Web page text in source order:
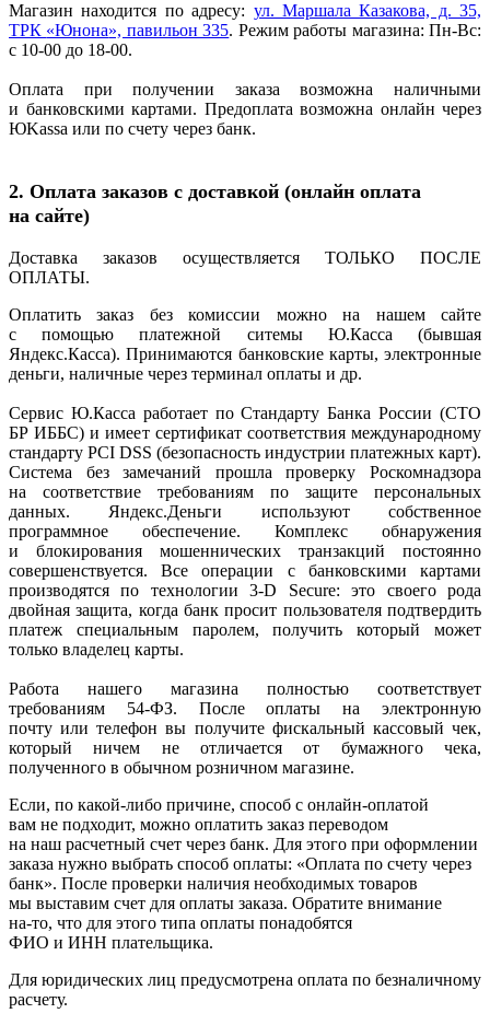
Магазин находится по адресу: ул. Маршала Казакова, д. 35,
ТРК «Юнона», павильон 335. Режим работы магазина: Пн-Вс:
с 10-00 до 18-00.
Оплата при получении заказа возможна наличными
и банковскими картами. Предоплата возможна онлайн через
ЮKassa или по счету через банк.
2. Оплата заказов с доставкой (онлайн оплата
на сайте)
Доставка заказов осуществляется ТОЛЬКО ПОСЛЕ
ОПЛАТЫ.
Оплатить заказ без комиссии можно на нашем сайте
с помощью платежной ситемы Ю.Касса
(бывшая
Яндекс.Касса). Принимаются банковские карты, электронные
деньги, наличные через терминал оплаты и др.
Сервис Ю.Касса работает по Стандарту Банка России (СТО
БР ИББС) и имеет сертификат соответствия международному
стандарту PCI DSS (безопасность индустрии платежных карт).
Система без замечаний прошла проверку Роскомнадзора
на соответствие требованиям по защите персональных
данных. Яндекс.Деньги используют собственное
программное обеспечение. Комплекс обнаружения
и блокирования мошеннических транзакций постоянно
совершенствуется. Все операции с банковскими картами
производятся по технологии 3-D Secure: это своего рода
двойная защита, когда банк просит пользователя подтвердить
платеж специальным паролем, получить который может
только владелец карты.
Работа нашего магазина полностью соответствует
требованиям 54-ФЗ. После оплаты на электронную
почту или телефон вы получите фискальный кассовый чек,
который ничем не отличается от бумажного чека,
полученного в обычном розничном магазине.
Если, по какой-либо причине, способ с онлайн-оплатой
вам не подходит, можно оплатить заказ переводом
на наш расчетный счет через банк. Для этого при оформлении
заказа нужно выбрать способ оплаты: «Оплата по счету через
банк». После проверки наличия необходимых товаров
мы выставим счет для оплаты заказа. Обратите внимание
на-то, что для этого типа оплаты понадобятся
ФИО и ИНН плательщика.
Для юридических лиц предусмотрена оплата по безналичному
расчету.